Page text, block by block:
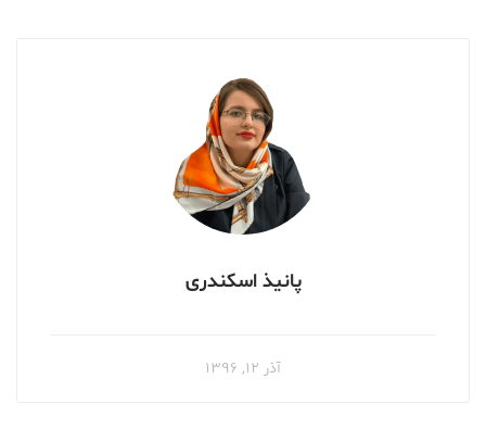
پانیذ اسکندری
آذر ۱۲, ۱۳۹۶